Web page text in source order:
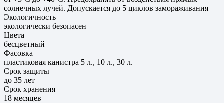
солнечных лучей. Допускается до 5 циклов замораживания
Экологичность
экологически безопасен
Цвета
бесцветный
Фасовка
пластиковая канистра 5 л., 10 л., 30 л.
Срок защиты
до 35 лет
Срок хранения
18 месяцев